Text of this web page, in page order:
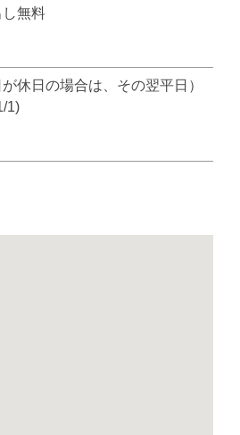
無料
休日の場合は、その翌平日）
1)